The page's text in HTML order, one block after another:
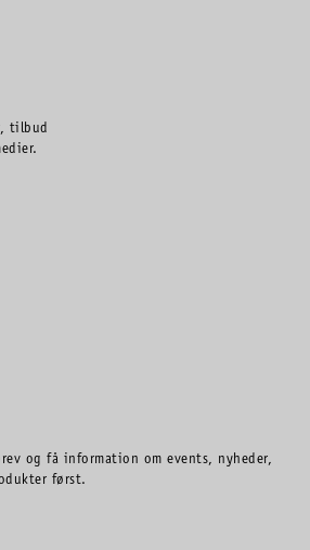
tilbud
og få information om events, nyheder,
først.